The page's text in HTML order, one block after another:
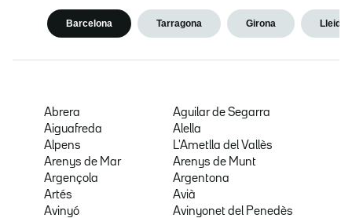
Barcelona Tarragona Girona Lleida
Abrera
Aguilar de Segarra
Aiguafreda
Alella
Alpens
L'Ametlla del Vallès
Arenys de Mar
Arenys de Munt
Argençola
Argentona
Artés
Avià
Avinyó
Avinyonet del Penedès